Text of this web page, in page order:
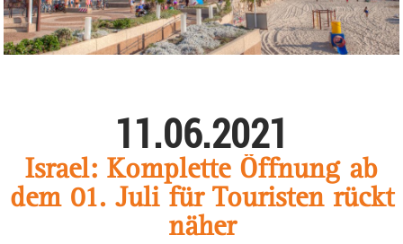
11.06.2021
Israel: Komplette Öffnung ab
dem 01. Juli für Touristen rückt
näher